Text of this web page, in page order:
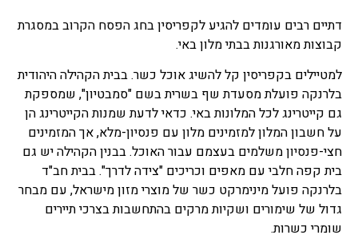
דתיים רבים עומדים להגיע לקפריסין בחג הפסח הקרוב במסגרת
קבוצות מאורגנות בבתי מלון באי.
למטיילים בקפריסין קל להשיג אוכל כשר. בבית הקהילה היהודית
בלרנקה פועלת מסעדת שף בשרית בשם "סמבטיון", שמספקת
גם קייטרינג לכל המלונות באי. כדאי לדעת שמנות הקייטרינג הן
על חשבון המלון למזמינים מלון עם פנסיון-מלא, אך המזמינים
חצי-פנסיון משלמים בעצמם עבור האוכל. בבנין הקהילה יש גם
בית קפה חלבי עם מאפים וכריכים "צידה לדרך". בבית חב"ד
בלרנקה פועל מינימרקט כשר של מוצרי מזון מישראל, עם מבחר
גדול של שימורים ושקיות מרקים בהתחשבות בצרכי תיירים
שומרי כשרות.